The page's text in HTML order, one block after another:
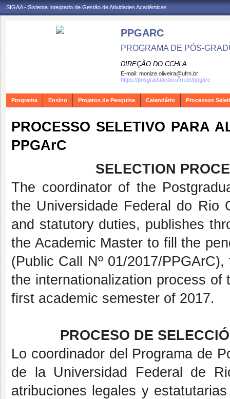
SIGAA - Sistema Integrado de Gestão de Atividades Acadêmicas
PPGARC
PROGRAMA DE PÓS-
DIREÇÃO DO CCHLA
E-mail: monize.oliveira@ufrn.br
https://posgraduacao.ufrn.br/ppgarc
Programa Ensino Projetos de Pesquisa Calendário Processos
PROCESSO SELETIVO PARA
PPGArC
SELECTION
The coordinator of the
the Universidade Federal do Rio
and statutory duties, publishes
the Academic Master to fill the
(Public Call Nº 01/2017/
the internationalization process
first academic semester of 2017.
PROCESO DE
Lo coordinador del Programa de
de la Universidad Federal de
atribuciones legales y